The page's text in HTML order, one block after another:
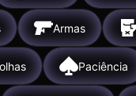
Armas
Paciência